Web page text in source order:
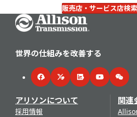
販売店・サービス店検
Go Home
世界の仕組みを改善する
FacebookTwitterLinkedInYouTube
アリソンについて
採用情報
関連